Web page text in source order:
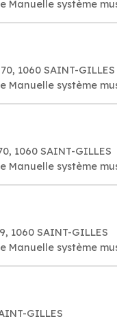
Manuelle système
1060 SAINT-GILLES
Manuelle système
1060 SAINT-GILLES
Manuelle système
1060 SAINT-GILLES
Manuelle système
GILLES